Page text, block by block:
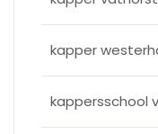
kapper
kappersschool